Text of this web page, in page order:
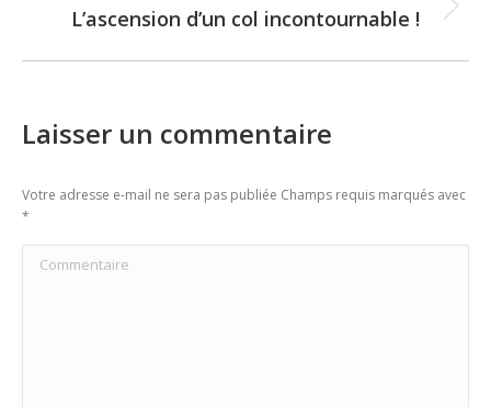
Next
L’ascension d’un col incontournable !
Laisser un commentaire
Votre adresse e-mail ne sera pas publiée Champs requis marqués avec
*
Commentaire